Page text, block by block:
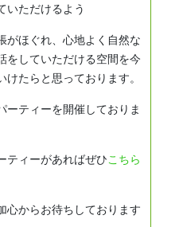
いただけるよう
がほぐれ、心地よく自然な
をしていただける空間を今
けたらと思っております。
ーティーを開催しておりま
ティーがあればぜひこちら
心からお待ちしております